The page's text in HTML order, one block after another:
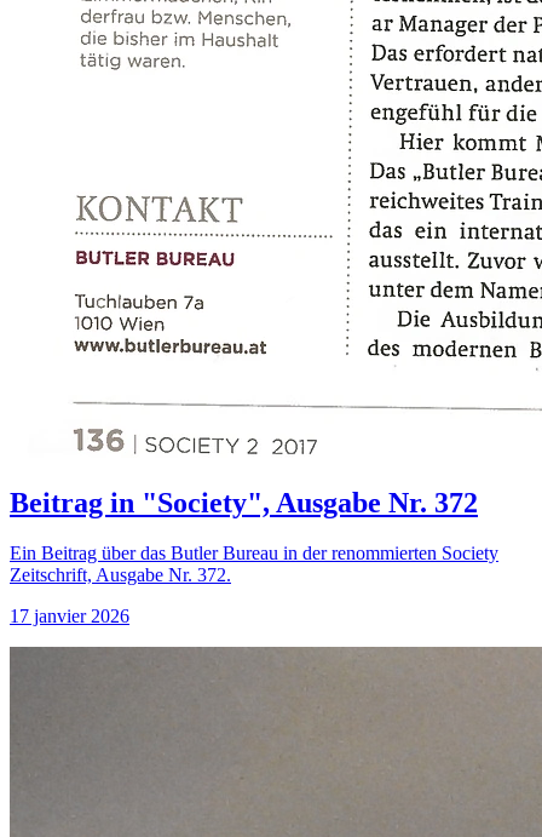
Beitrag in "Society", Ausgabe Nr. 372
Ein Beitrag über das Butler Bureau in der renommierten Society
Zeitschrift, Ausgabe Nr. 372.
17 janvier 2026